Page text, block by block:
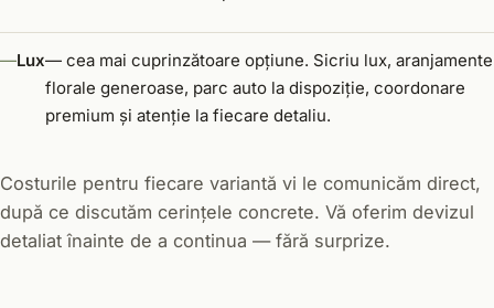
Lux— cea mai cuprinzătoare opțiune. Sicriu lux, aranjamente
florale generoase, parc auto la dispoziție, coordonare
premium și atenție la fiecare detaliu.
Costurile pentru fiecare variantă vi le comunicăm direct,
după ce discutăm cerințele concrete. Vă oferim devizul
detaliat înainte de a continua — fără surprize.